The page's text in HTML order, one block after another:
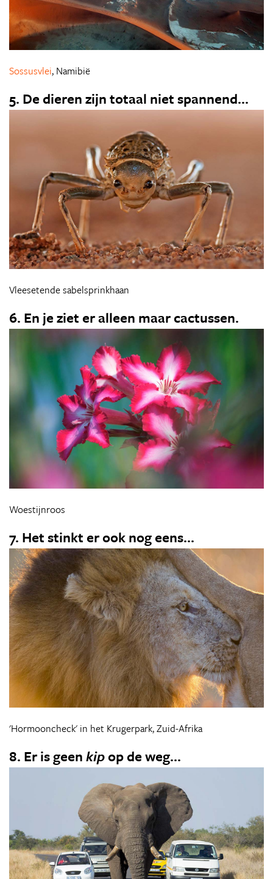
Sossusvlei, Namibië
5. De dieren zijn totaal niet spannend...
Vleesetende sabelsprinkhaan
6. En je ziet er alleen maar cactussen.
Woestijnroos
7. Het stinkt er ook nog eens...
'Hormooncheck' in het Krugerpark, Zuid-Afrika
8. Er is geenkipop de weg...